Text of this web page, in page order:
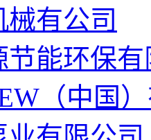
有公司
节能环保
（中国